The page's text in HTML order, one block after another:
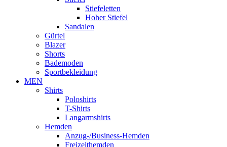
Stiefeletten
Hoher Stiefel
Sandalen
Gürtel
Blazer
Shorts
Bademoden
Sportbekleidung
MEN
Shirts
Poloshirts
T-Shirts
Langarmshirts
Hemden
Anzug-/Business-Hemden
Freizeithemden